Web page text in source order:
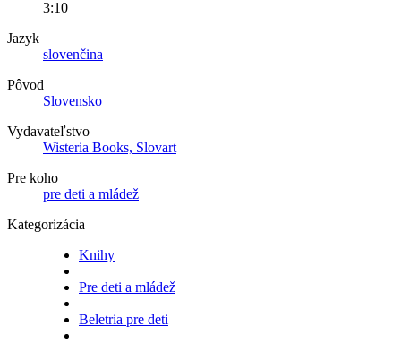
3:10
Jazyk
slovenčina
Pôvod
Slovensko
Vydavateľstvo
Wisteria Books, Slovart
Pre koho
pre deti a mládež
Kategorizácia
Knihy
Pre deti a mládež
Beletria pre deti